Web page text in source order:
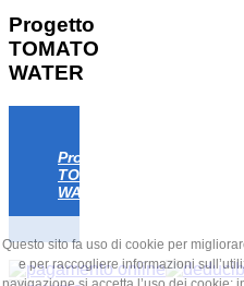
Progetto
TOMATO
WATER
Progetto
TOMATO
WATER
Questo sito fa uso di cookie per
e per raccogliere informazioni